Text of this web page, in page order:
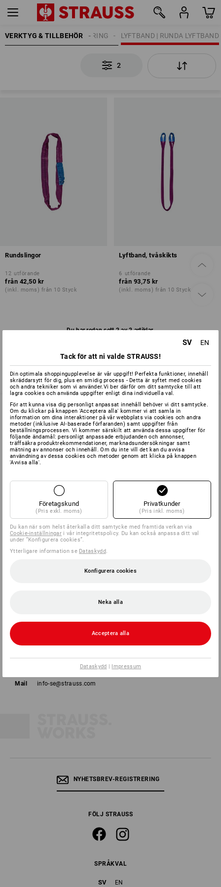
VERKTYG & TILLBEHÖR LYFTBAND | RUNDA LYFTBAND
LASTSÄKRING
2
Rundslingor
12 utförande
från 42,50 kr
(inkl. moms) från 10 Styck
Lyftband, tvåskikts
6 utförande
från 93,75 kr
(inkl. moms) från 10 Styck
Du har redan sett 2 av 2 artiklar.
SERVICE 040 694 90 01
SERVICE
INFORMATION
BETALNINGSMETODER
Strauss Sverige AB
202 29 Malmö
Mail
info-se@strauss.com
NYHETSBREV-REGISTRERING
FÖLJ STRAUSS
SPRÅKVAL
SV EN
SV
EN
Tack för att ni valde STRAUSS!
Din optimala shoppingupplevelse är vår uppgift! Perfekta funktioner, innehåll
skräddarsytt för dig, plus en smidig process - Detta är syftet med cookies
och andra tekniker som vi använder.Vi ber därför om ditt samtycke till att
lagra cookies och använda uppgifter enligt dina individuella val.
För att kunna visa dig personligt anpassat innehåll behöver vi ditt samtycke.
Om du klickar på knappen 'Acceptera alla' kommer vi att samla in
information om dina interaktioner på vår webbplats via cookies och andra
metoder (inklusive AI‑baserade förfaranden) samt uppgifter från
beställningsprocessen. Vi kommer särskilt att använda dessa uppgifter för
följande ändamål: personligt anpassade erbjudanden och annonser,
träffsäkra produktrekommendationer, marknadsundersökningar samt
mätning av annonser och innehåll. Om du inte vill det kan du avvisa
användning av dessa cookies och metoder genom att klicka på knappen
'Avvisa alla'.
Företagskund
(Pris exkl. moms)
Privatkunder
(Pris inkl. moms)
Du kan när som helst återkalla ditt samtycke med framtida verkan via
Cookie-inställningar i vår integritetspolicy. Du kan också anpassa ditt val
under ”Konfigurera cookies”.
Ytterligare information se Dataskydd.
Konfigurera cookies
Neka alla
Acceptera alla
Dataskydd | Impressum